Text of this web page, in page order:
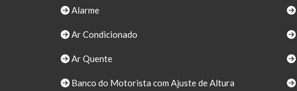
Alarme
Ar Condicionado
Ar Quente
Banco do Motorista com Ajuste de Altura